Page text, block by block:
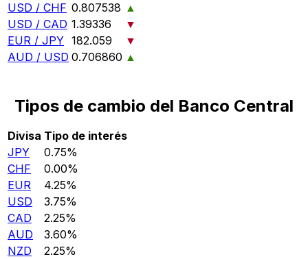
USD / CHF 0.807538 ▲
USD / CAD 1.39336
▼
EUR / JPY 182.059
▼
AUD / USD 0.706860 ▲
Tipos de cambio del Banco Central
Divisa Tipo de interés
JPY
0.75%
CHF
0.00%
EUR
4.25%
USD
3.75%
CAD
2.25%
AUD
3.60%
NZD
2.25%